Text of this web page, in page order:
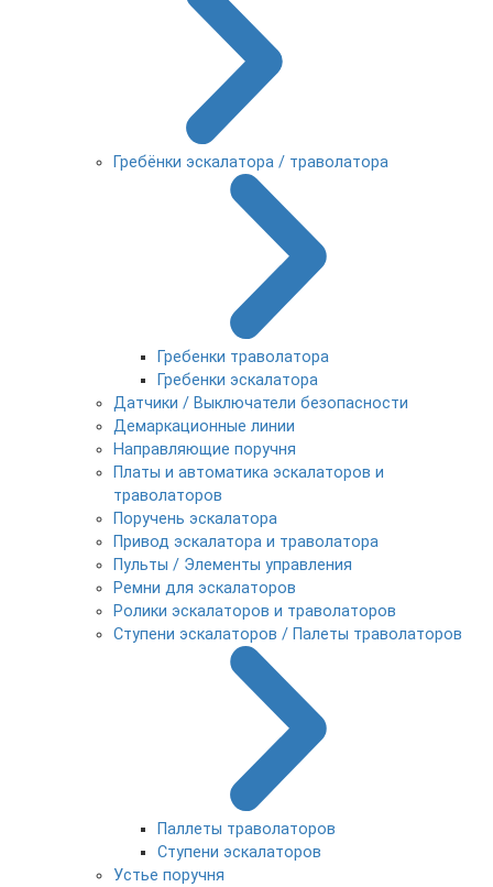
Гребёнки эскалатора / траволатора
Гребенки траволатора
Гребенки эскалатора
Датчики / Выключатели безопасности
Демаркационные линии
Направляющие поручня
Платы и автоматика эскалаторов и
траволаторов
Поручень эскалатора
Привод эскалатора и траволатора
Пульты / Элементы управления
Ремни для эскалаторов
Ролики эскалаторов и траволаторов
Ступени эскалаторов / Палеты траволаторов
Паллеты траволаторов
Ступени эскалаторов
Устье поручня